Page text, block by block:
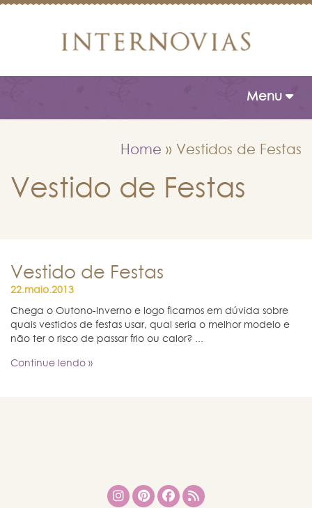
Toggle
Menu
Home » Vestidos de Festas
Vestido de Festas
Vestido de Festas
22.maio.2013
Chega o Outono-Inverno e logo ficamos em dúvida sobre
quais vestidos de festas usar, qual seria o melhor modelo e
não ter o risco de passar frio ou calor? ...
Continue lendo »